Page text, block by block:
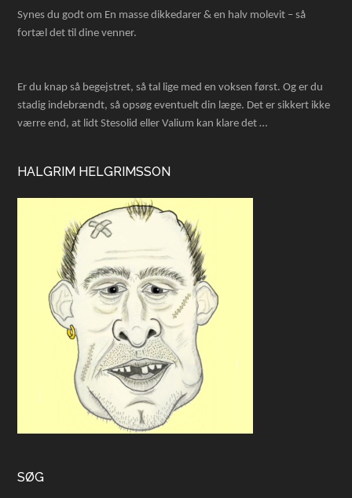
Synes du godt om En masse dikkedarer & en halv molevit – så
fortæl det til dine venner.
Er du knap så begejstret, så tal lige med en voksen først. Og er du
stadig indebrændt, så opsøg eventuelt din læge. Det er sikkert ikke
værre end, at lidt Stesolid eller Valium kan klare det …
HALGRIM HELGRIMSSON
SØG